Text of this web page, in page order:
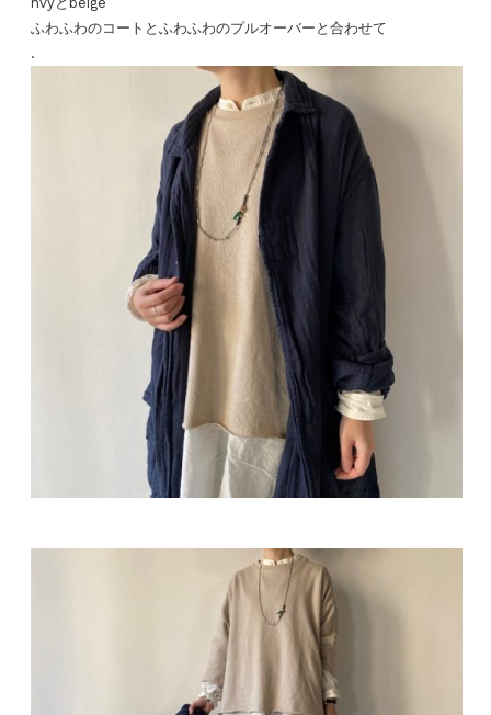
ふわふわのコートとふわふわのプルオーバーと合わせて
.